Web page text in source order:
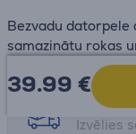
Bezvadu datorpele
samazinātu rokas
39.99 €
Izvēlies